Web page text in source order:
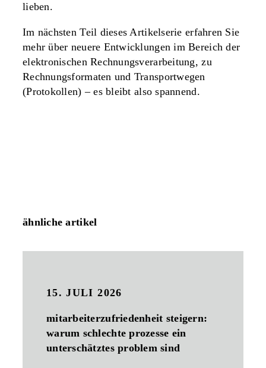
lieben.
Im nächsten Teil dieses Artikelserie erfahren Sie
mehr über neuere Entwicklungen im Bereich der
elektronischen Rechnungsverarbeitung, zu
Rechnungsformaten und Transportwegen
(Protokollen) – es bleibt also spannend.
ähnliche artikel
15. JULI 2026
mitarbeiterzufriedenheit steigern:
warum schlechte prozesse ein
unterschätztes problem sind